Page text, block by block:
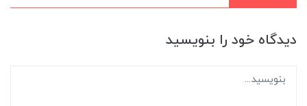
دیدگاه خود را بنویسید